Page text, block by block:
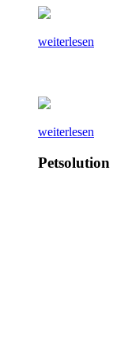
weiterlesen
weiterlesen
Petsolution